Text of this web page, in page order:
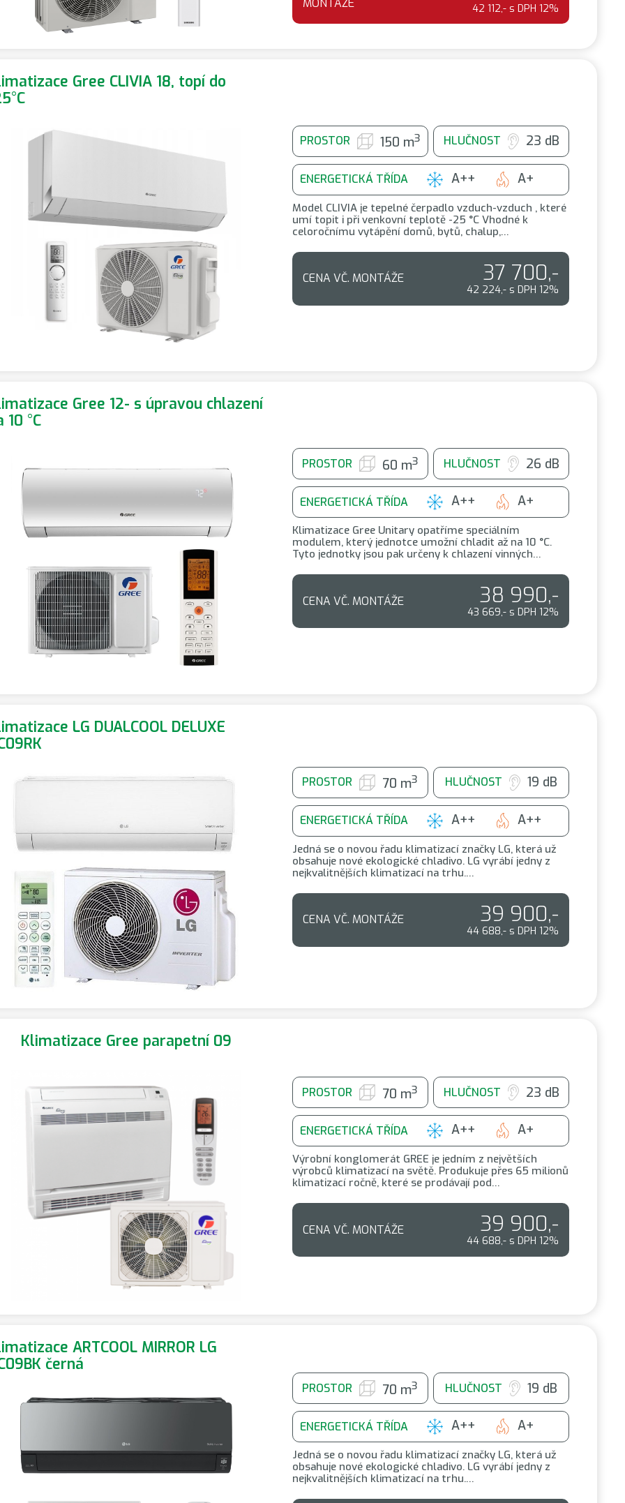
MONTÁŽE
42 112,- s DPH 12%
Gree CLIVIA 18, topí do
PROSTOR 150 m3 HLUČNOST 23 dB
ENERGETICKÁ TŘÍDA A++ A+
Model CLIVIA je tepelné čerpadlo vzduch-vzduch , které
umí topit i při venkovní teplotě -25 °C Vhodné k
celoročnímu vytápění domů, bytů, chalup,…
CENA VČ. MONTÁŽE 37 700,-
42 224,- s DPH 12%
Gree 12- s úpravou chlazení
10 °C
PROSTOR 60 m3 HLUČNOST 26 dB
ENERGETICKÁ TŘÍDA A++ A+
Klimatizace Gree Unitary opatříme speciálním
modulem, který jednotce umožní chladit až na 10 °C.
Tyto jednotky jsou pak určeny k chlazení vinných…
CENA VČ. MONTÁŽE 38 990,-
43 669,- s DPH 12%
LG DUALCOOL DELUXE
PROSTOR 70 m3 HLUČNOST 19 dB
ENERGETICKÁ TŘÍDA A++ A++
Jedná se o novou řadu klimatizací značky LG, která už
obsahuje nové ekologické chladivo. LG vyrábí jedny z
nejkvalitnějších klimatizací na trhu.…
CENA VČ. MONTÁŽE 39 900,-
44 688,- s DPH 12%
Klimatizace Gree parapetní 09
PROSTOR 70 m3 HLUČNOST 23 dB
ENERGETICKÁ TŘÍDA A++ A+
Výrobní konglomerát GREE je jedním z největších
výrobců klimatizací na světě. Produkuje přes 65 milionů
klimatizací ročně, které se prodávají pod…
CENA VČ. MONTÁŽE 39 900,-
44 688,- s DPH 12%
ARTCOOL MIRROR LG
černá
PROSTOR 70 m3 HLUČNOST 19 dB
ENERGETICKÁ TŘÍDA A++ A+
Jedná se o novou řadu klimatizací značky LG, která už
obsahuje nové ekologické chladivo. LG vyrábí jedny z
nejkvalitnějších klimatizací na trhu.…